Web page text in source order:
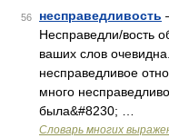
56 несправедливость
Несправедли/вость
ваших слов
несправедливое
много
была&#8230; …
Словарь многих